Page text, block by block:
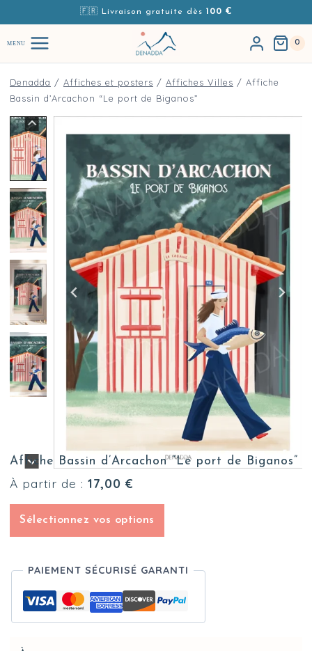
Aller au contenu🇫🇷 Livraison gratuite dès 100 €
MENU 0
Denadda / Affiches et posters / Affiches Villes / Affiche
Bassin d’Arcachon “Le port de Biganos”
Affiche Bassin d’Arcachon “Le port de Biganos”
À partir de : 17,00 €
Sélectionnez vos options
PAIEMENT SÉCURISÉ GARANTI